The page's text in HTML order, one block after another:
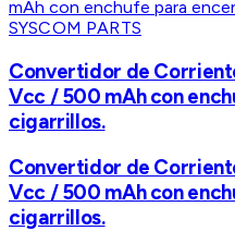
SYSCOM PARTS
Convertidor de
Vcc / 500 mAh con
cigarrillos.
Convertidor de
Vcc / 500 mAh con
cigarrillos.